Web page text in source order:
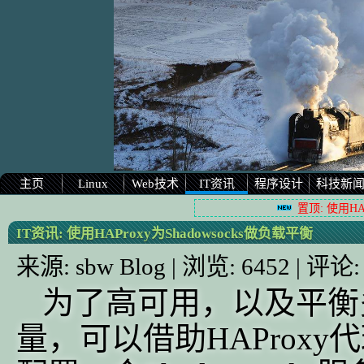
主页 Linux Web技术 IT资讯 程序设计 科技新闻
置顶: 使用
IT资讯:使用HAProxy为Shadowsocks做负载平衡
来源: sbw Blog | 浏览: 6452 | 评论
为了高可用，以及平
量，可以借助HAProxy